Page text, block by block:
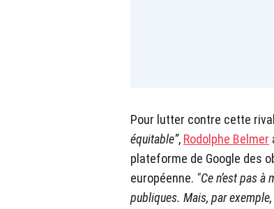
Pour lutter contre cette
équitable”, Rodolphe Belmer
plateforme de Google des
européenne. "Ce n’est pas
publiques. Mais, par